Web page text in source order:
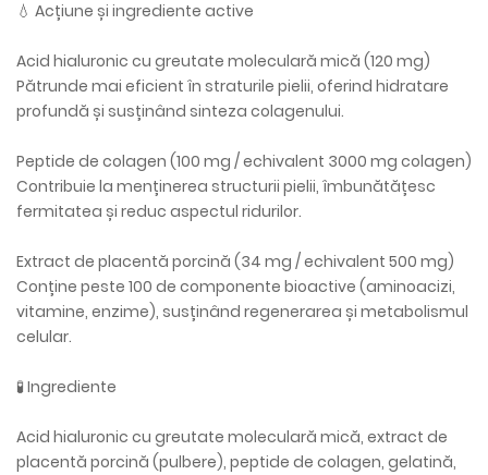
💧 Acțiune și ingrediente active
Acid hialuronic cu greutate moleculară mică (120 mg)
Pătrunde mai eficient în straturile pielii, oferind hidratare
profundă și susținând sinteza colagenului.
Peptide de colagen (100 mg / echivalent 3000 mg colagen)
Contribuie la menținerea structurii pielii, îmbunătățesc
fermitatea și reduc aspectul ridurilor.
Extract de placentă porcină (34 mg / echivalent 500 mg)
Conține peste 100 de componente bioactive (aminoacizi,
vitamine, enzime), susținând regenerarea și metabolismul
celular.
🧪 Ingrediente
Acid hialuronic cu greutate moleculară mică, extract de
placentă porcină (pulbere), peptide de colagen, gelatină,